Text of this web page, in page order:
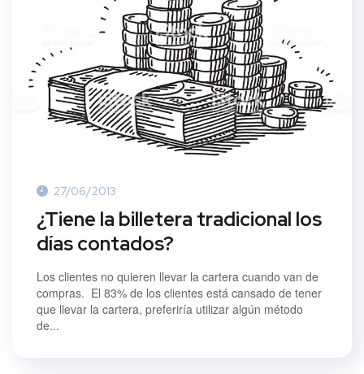
27/06/2013
¿Tiene la billetera tradicional los
días contados?
Los clientes no quieren llevar la cartera cuando van de
compras. El 83% de los clientes está cansado de tener
que llevar la cartera, preferiría utilizar algún método
de...